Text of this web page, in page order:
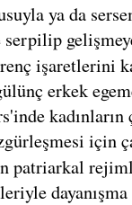
ya da
işaretlerini
erkek
için
patriarkal